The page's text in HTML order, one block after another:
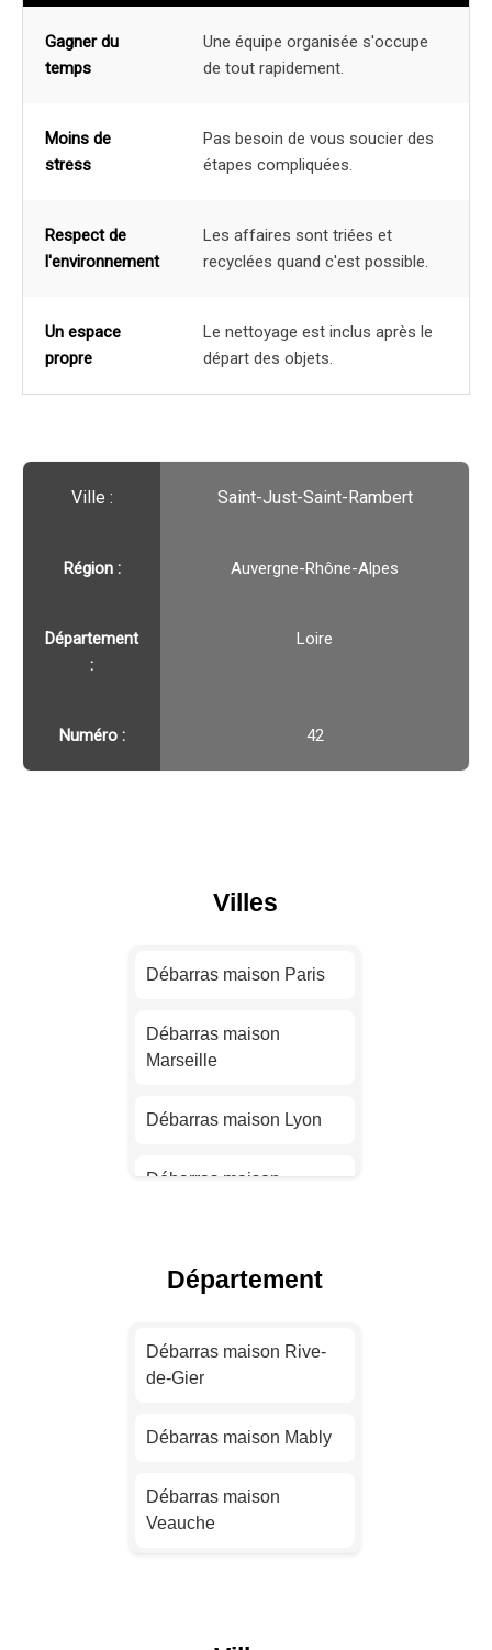
Gagner du
temps
Une équipe organisée s'occupe
de tout rapidement.
Moins de
stress
Pas besoin de vous soucier des
étapes compliquées.
Respect de
l'environnement
Les affaires sont triées et
recyclées quand c'est possible.
Un espace
propre
Le nettoyage est inclus après le
départ des objets.
Ville :️ Saint-Just-Saint-Rambert
Région :️ Auvergne-Rhône-Alpes
Département
:
Loire
Numéro : 42
Villes
Débarras maison Paris
Débarras maison
Marseille
Débarras maison Lyon
Débarras maison
Débarras maison Nice
Débarras maison
Montpellier
Département
Débarras maison Rive-
de-Gier
Débarras maison Mably
Débarras maison
Veauche